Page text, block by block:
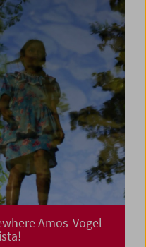
Amos-Vogel-